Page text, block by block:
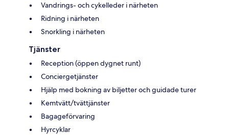
Vandrings- och cykelleder i närheten
Ridning i närheten
Snorkling i närheten
Tjänster
Reception (öppen dygnet runt)
Conciergetjänster
Hjälp med bokning av biljetter och guidade turer
Kemtvätt/tvättjänster
Bagageförvaring
Hyrcyklar